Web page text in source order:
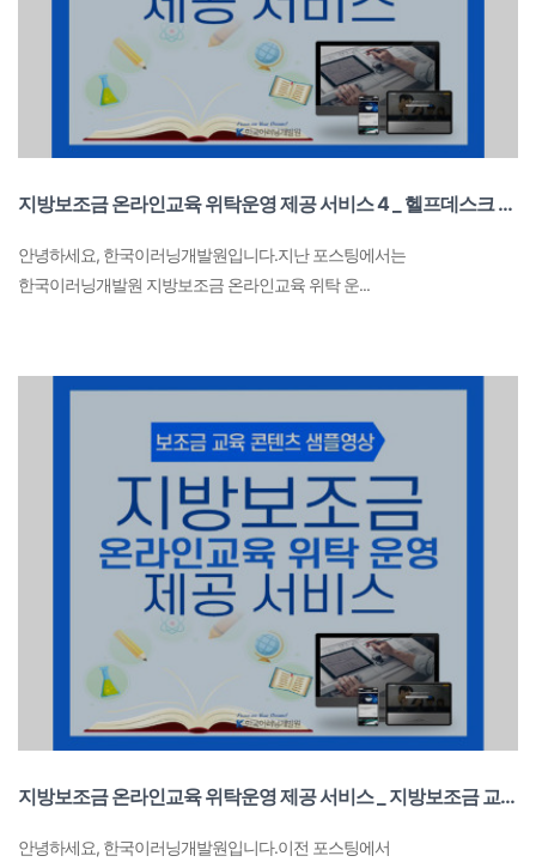
지방보조금 온라인교육 위탁운영 제공 서비스 4 _ 헬프데스크 운영 서비스
안녕하세요, 한국이러닝개발원입니다.​지난 포스팅에서는
한국이러닝개발원 지방보조금 온라인교육 위탁 운...
지방보조금 온라인교육 위탁운영 제공 서비스 _ 지방보조금 교육콘텐츠 샘플 영상
안녕하세요, 한국이러닝개발원입니다.이전 포스팅에서